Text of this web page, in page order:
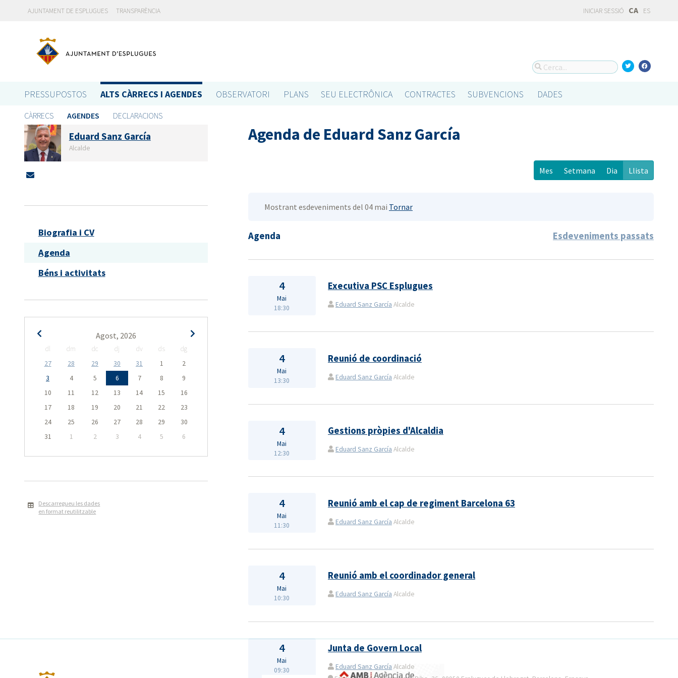
AJUNTAMENT DE ESPLUGUES TRANSPARÈNCIA INICIAR SESSIÓ CA ES
PRESSUPOSTOS ALTS CÀRRECS I AGENDES OBSERVATORI PLANS SEU ELECTRÔNICA CONTRACTES SUBVENCIONS DADES
CÀRRECS AGENDES DECLARACIONS
Eduard Sanz García
Alcalde
Biografia i CV
Agenda
Béns i activitats
Agost, 2026
dl dm dc dj dv ds
dg
27
28 29 30 31 1
2
3
4 5 6 7 8
9
10
11 12 13 14 15
16
17
18 19 20 21 22
23
24
25 26 27 28 29
30
31
1 2 3 4 5 6
Descarregueu les dades
en format reutilitzable
Agenda de Eduard Sanz García
Mes Setmana Dia Llista
Mostrant esdeveniments del 04 mai Tornar
Agenda Esdeveniments passats
4
Mai
18:30
Executiva PSC Esplugues
Eduard Sanz García Alcalde
4
Mai
13:30
Reunió de coordinació
Eduard Sanz García Alcalde
4
Mai
12:30
Gestions pròpies d'Alcaldia
Eduard Sanz García Alcalde
4
Mai
11:30
Reunió amb el cap de regiment Barcelona 63
Eduard Sanz García Alcalde
4
Mai
10:30
Reunió amb el coordinador general
Eduard Sanz García Alcalde
4
Mai
09:30
Junta de Govern Local
Eduard Sanz García Alcalde